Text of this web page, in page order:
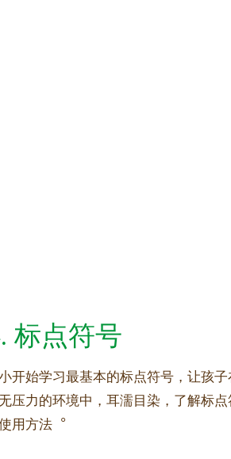
标点符号
开始学习最基本的标点符号，让孩
压力的环境中，耳濡目染，了解标
用方法︒